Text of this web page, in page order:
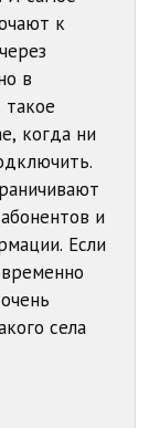
к
в
когда ни
и
Если
села